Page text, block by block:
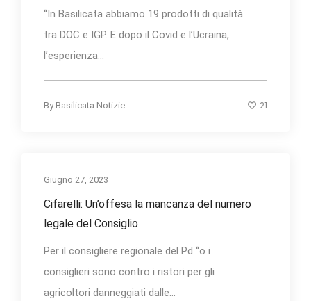
“In Basilicata abbiamo 19 prodotti di qualità
tra DOC e IGP. E dopo il Covid e l’Ucraina,
l’esperienza...
By Basilicata Notizie 21
Giugno 27, 2023
Cifarelli: Un’offesa la mancanza del numero
legale del Consiglio
Per il consigliere regionale del Pd “o i
consiglieri sono contro i ristori per gli
agricoltori danneggiati dalle...